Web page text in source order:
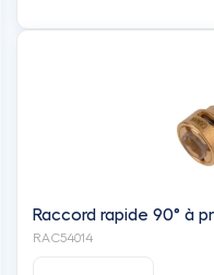
Raccord rapide 90° à
RAC54014